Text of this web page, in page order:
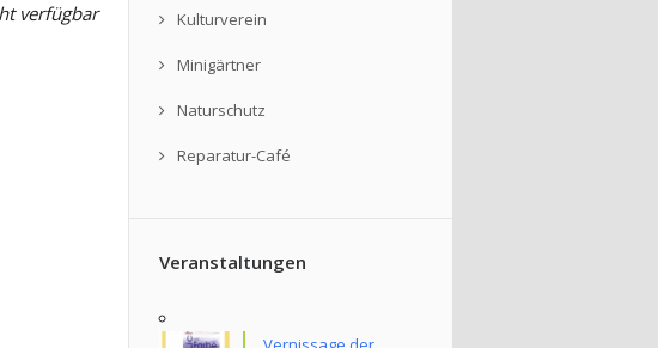
verfügbar Kulturverein
Minigärtner
Naturschutz
Reparatur-Café
Veranstaltungen